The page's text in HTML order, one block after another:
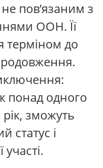
пов’язаним з
ООН. Її
терміном до
понад одного
зможуть
статус і